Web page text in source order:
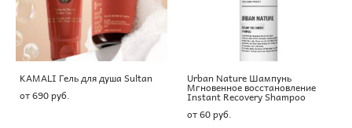
KAMALI Гель для душа Sultan
от 690 pуб.
Urban Nature Шампунь
Мгновенное восстановление
Instant Recovery Shampoo
от 60 pуб.